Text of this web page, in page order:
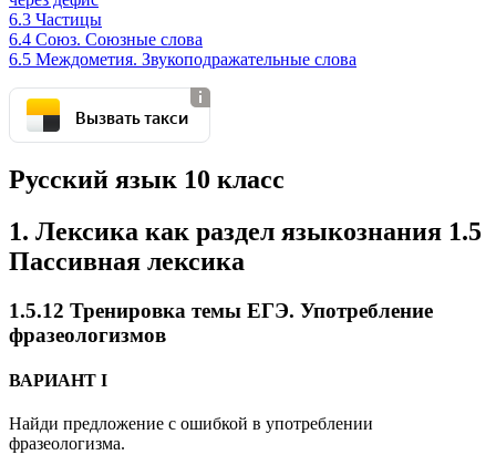
6.3 Частицы
6.4 Союз. Союзные слова
6.5 Междометия. Звукоподражательные слова
Вызвать такси
Русский язык 10 класс
1. Лексика как раздел языкознания 1.5
Пассивная лексика
1.5.12 Тренировка темы ЕГЭ. Употребление
фразеологизмов
ВАРИАНТ I
Найди предложение с ошибкой в употреблении
фразеологизма.